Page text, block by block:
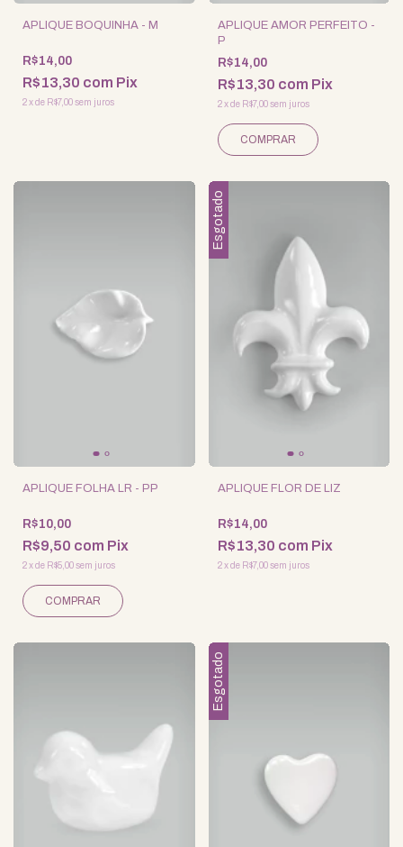
APLIQUE BOQUINHA - M
R$14,00
R$13,30 com Pix
2xde R$7,00sem juros
APLIQUE AMOR PERFEITO -
P
R$14,00
R$13,30 com Pix
2 xde R$7,00 sem juros
APLIQUE FOLHA LR - PP
R$10,00
R$9,50 com Pix
2xde R$5,00sem juros
Esgotado
APLIQUE FLOR DE LIZ
R$14,00
R$13,30 com Pix
2 xde R$7,00 sem juros
Esgotado